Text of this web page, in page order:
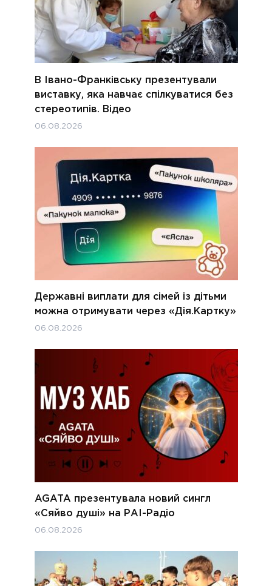
В Івано-Франківську презентували
виставку, яка навчає спілкуватися без
стереотипів. Відео
06.08.2026
Державні виплати для сімей із дітьми
можна отримувати через «Дія.Картку»
06.08.2026
AGATA презентувала новий сингл
«Сяйво душі» на РАІ-Радіо
06.08.2026